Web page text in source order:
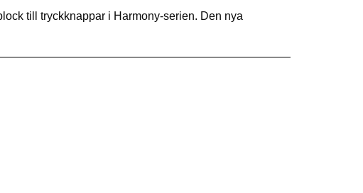
till tryckknappar i Harmony-serien. Den nya